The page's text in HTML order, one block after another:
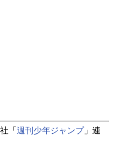
「週刊少年ジャンプ」連